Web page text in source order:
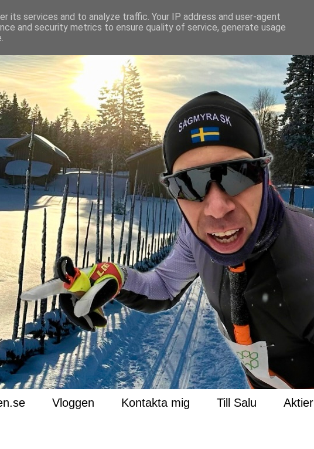
Vloggen Kontakta mig Till Salu Aktier
its services and to analyze traffic. Your IP address and user-agent
and security metrics to ensure quality of service, generate usage